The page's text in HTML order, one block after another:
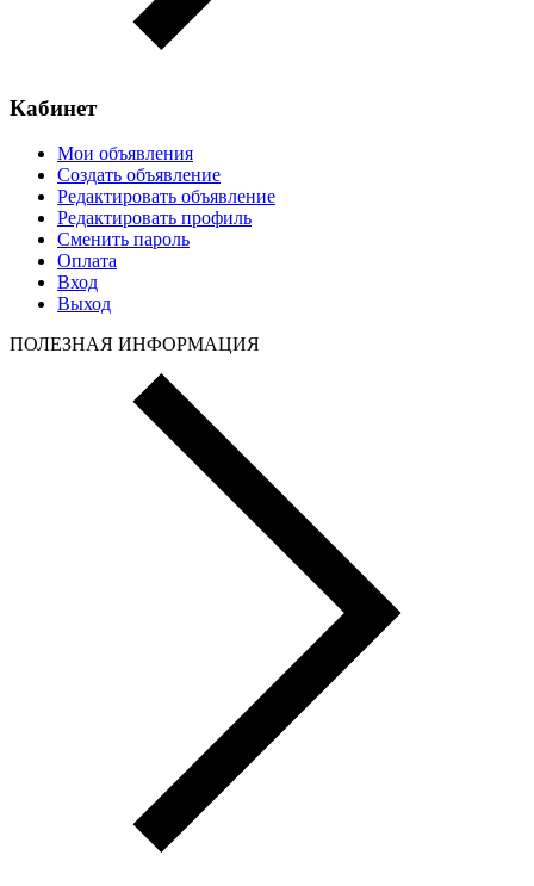
Кабинет
Мои объявления
Создать объявление
Редактировать объявление
Редактировать профиль
Сменить пароль
Оплата
Вход
Выход
ПОЛЕЗНАЯ ИНФОРМАЦИЯ